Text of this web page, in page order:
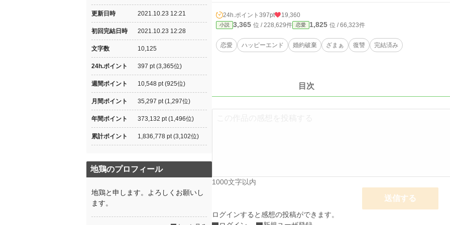
24h.ポイント 397pt 19,360
小説 3,365 位 / 228,629件 恋愛 1,825 位 / 66,323件
恋愛 ハッピーエンド 婚約破棄 ざまぁ 復讐 完結済み
目次
1000文字以内
送信する
ログインすると感想の投稿ができます。
更新日時 2021.10.23 12:21
初回完結日時 2021.10.23 12:28
文字数 10,125
24h.ポイント 397 pt (3,365位)
週間ポイント 10,548 pt (925位)
月間ポイント 35,297 pt (1,297位)
年間ポイント 373,132 pt (1,496位)
累計ポイント 1,836,778 pt (3,102位)
地鶏のプロフィール
地鶏と申します。よろしくお願いし
ます。